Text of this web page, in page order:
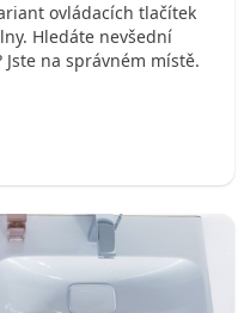
ovládacích tlačítek
Hledáte nevšední
na správném místě.